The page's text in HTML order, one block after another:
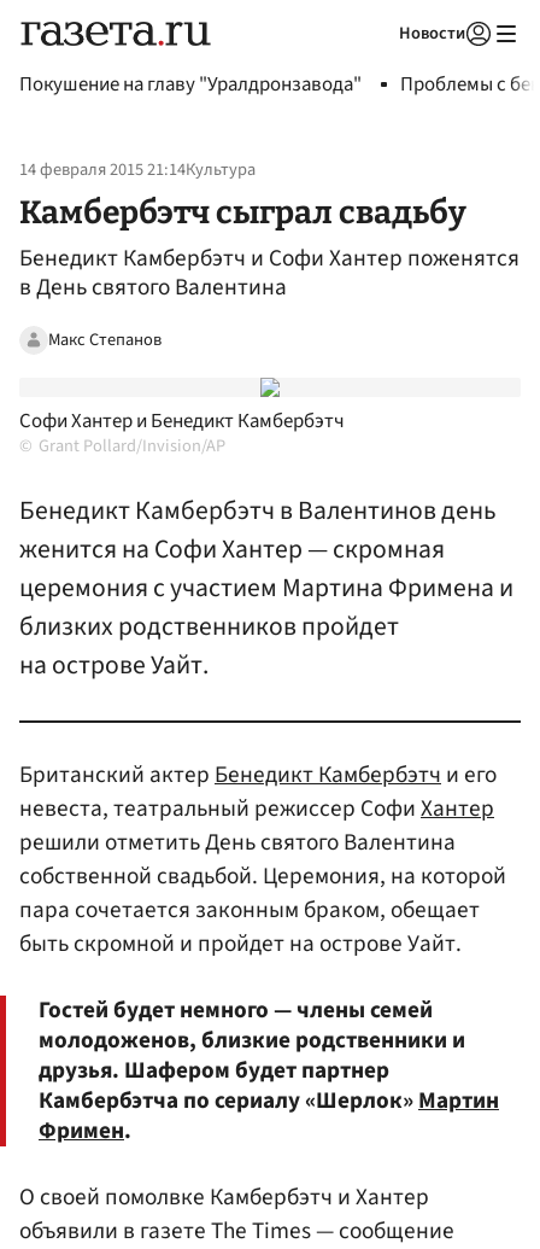
Новости
Покушение на главу "Уралдронзавода" Проблемы с
14 февраля 2015 21:14Культура
Камбербэтч сыграл свадьбу
Бенедикт Камбербэтч и Софи Хантер поженятся
в День святого Валентина
Макс Степанов
Софи Хантер и Бенедикт Камбербэтч
Grant Pollard/Invision/AP
Бенедикт Камбербэтч в Валентинов день
женится на Софи Хантер — скромная
церемония с участием Мартина Фримена и
близких родственников пройдет
на острове Уайт.
Британский актерБенедикт Камбербэтчи его
невеста, театральный режиссер СофиХантер
решили отметить День святого Валентина
собственной свадьбой. Церемония, на которой
пара сочетается законным браком, обещает
быть скромной и пройдет на острове Уайт.
Гостей будет немного — члены семей
молодоженов, близкие родственники и
друзья. Шафером будет партнер
Камбербэтча по сериалу «Шерлок»Мартин
Фримен.
О своей помолвке Камбербэтч и Хантер
объявили в газете The Times — сообщение